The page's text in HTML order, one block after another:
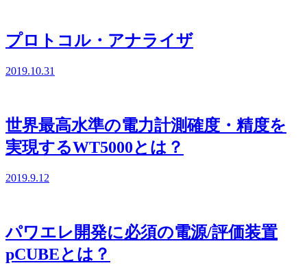
プロトコル・アナライザ
2019.10.31
世界最高水準の電力計測確度・精度を
実現するWT5000とは？
2019.9.12
パワエレ開発に必須の電源/評価装置
pCUBEとは？